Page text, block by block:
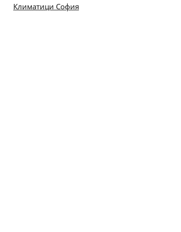
Климатици София